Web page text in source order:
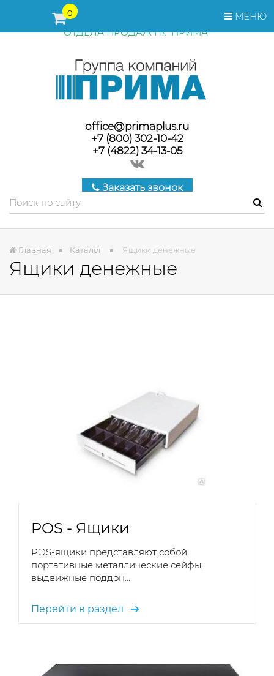
МЕНЮ
0
ПЕРЕД ОФОРМЛЕНИЕМ ЗАКАЗА, СТОИМОСТЬ И СРОКИ
ПОСТАВКИ ТОВАРА УТОЧНЯЙТЕ У МЕНЕДЖЕРОВ
ОТДЕЛА ПРОДАЖ ГК "ПРИМА"
office@primaplus.ru
+7 (800) 302-10-42
+7 (4822) 34-13-05
Заказать звонок
Главная Каталог Ящики денежные
Ящики денежные
POS - Ящики
POS-ящики представляют собой
портативные металлические сейфы,
выдвижные поддон...
Перейти в раздел